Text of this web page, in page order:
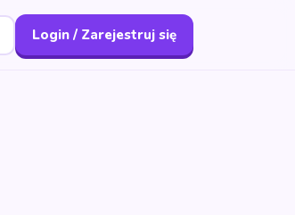
Login / Zarejestruj się